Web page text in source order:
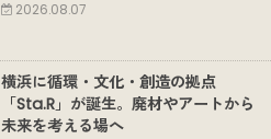
2026.08.07
横浜に循環・文化・創造の拠点
「Sta.R」が誕生。廃材やアートから
未来を考える場へ